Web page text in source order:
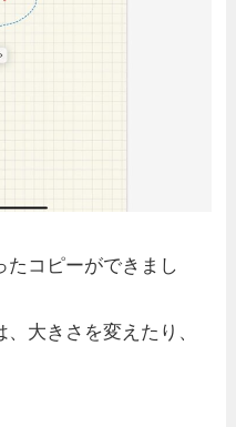
たコピーができまし
大きさを変えたり、